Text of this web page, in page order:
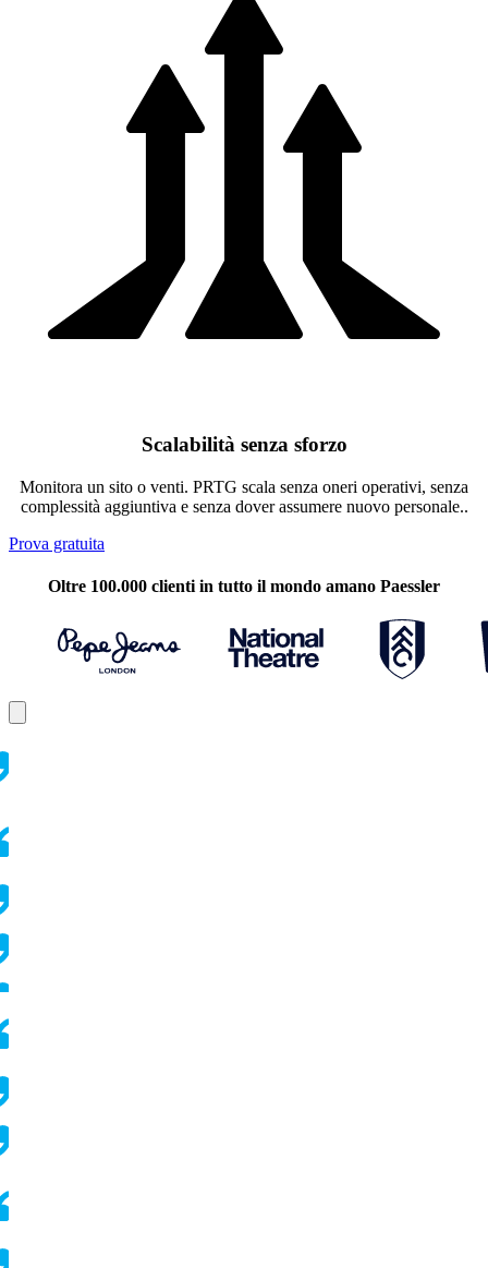
Scalabilità senza sforzo
Monitora un sito o venti. PRTG scala senza oneri operativi, senza
complessità aggiuntiva e senza dover assumere nuovo personale..
Prova gratuita
Oltre 100.000 clienti in tutto il mondo amano Paessler